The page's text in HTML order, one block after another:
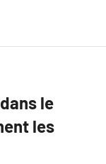
le
les